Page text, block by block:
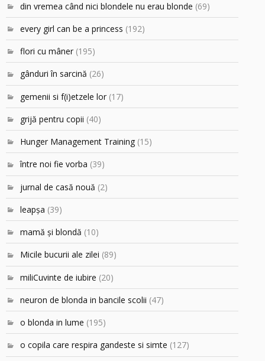
din vremea când nici blondele nu erau blonde (69)
every girl can be a princess (192)
flori cu mâner (195)
gânduri în sarcină (26)
gemenii si f(i)etzele lor (17)
grijă pentru copii (40)
Hunger Management Training (15)
între noi fie vorba (39)
jurnal de casă nouă (2)
leapşa (39)
mamă şi blondă (10)
Micile bucurii ale zilei (89)
miliCuvinte de iubire (20)
neuron de blonda in bancile scolii (47)
o blonda in lume (195)
o copila care respira gandeste si simte (127)